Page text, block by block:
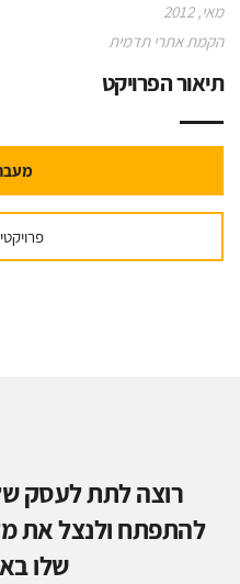
מאי, 2012
הקמת אתרי תדמית
תיאור הפרויקט
רוצה לתת לעסק
להתפתח ולנצל את
שלו